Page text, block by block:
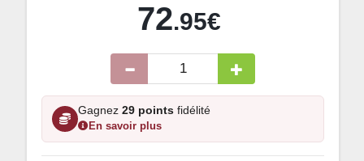
72.95€
Gagnez 29 points fidélité
En savoir plus